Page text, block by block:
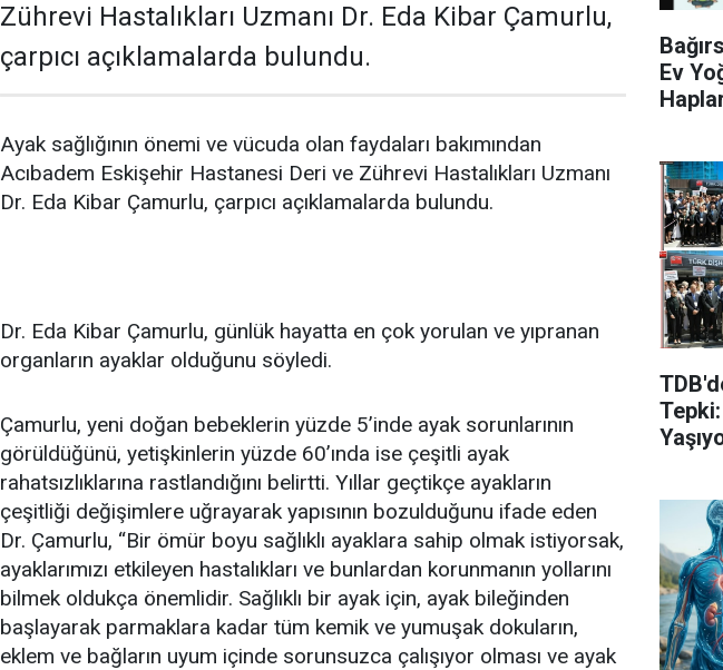
Zührevi Hastalıkları Uzmanı Dr. Eda Kibar Çamurlu,
çarpıcı açıklamalarda bulundu.
Ayak sağlığının önemi ve vücuda olan faydaları bakımından
Acıbadem Eskişehir Hastanesi Deri ve Zührevi Hastalıkları Uzmanı
Dr. Eda Kibar Çamurlu, çarpıcı açıklamalarda bulundu.
Dr. Eda Kibar Çamurlu, günlük hayatta en çok yorulan ve yıpranan
organların ayaklar olduğunu söyledi.
Çamurlu, yeni doğan bebeklerin yüzde 5’inde ayak sorunlarının
görüldüğünü, yetişkinlerin yüzde 60’ında ise çeşitli ayak
rahatsızlıklarına rastlandığını belirtti. Yıllar geçtikçe ayakların
çeşitliği değişimlere uğrayarak yapısının bozulduğunu ifade eden
Dr. Çamurlu, “Bir ömür boyu sağlıklı ayaklara sahip olmak istiyorsak,
ayaklarımızı etkileyen hastalıkları ve bunlardan korunmanın yollarını
bilmek oldukça önemlidir. Sağlıklı bir ayak için, ayak bileğinden
başlayarak parmaklara kadar tüm kemik ve yumuşak dokuların,
eklem ve bağların uyum içinde sorunsuzca çalışıyor olması ve ayak
Ev